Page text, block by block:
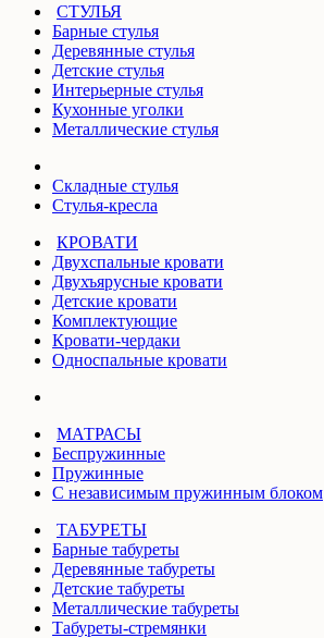
СТУЛЬЯ
Барные стулья
Деревянные стулья
Детские стулья
Интерьерные стулья
Кухонные уголки
Металлические стулья
Складные стулья
Стулья-кресла
КРОВАТИ
Двухспальные кровати
Двухъярусные кровати
Детские кровати
Комплектующие
Кровати-чердаки
Односпальные кровати
МАТРАСЫ
Беспружинные
Пружинные
С независимым пружинным блоком
ТАБУРЕТЫ
Барные табуреты
Деревянные табуреты
Детские табуреты
Металлические табуреты
Табуреты-стремянки